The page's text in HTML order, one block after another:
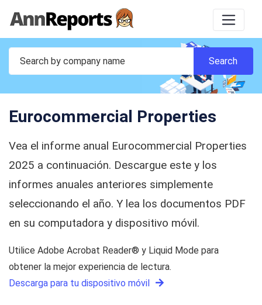
Eurocommercial Properties
Vea el informe anual Eurocommercial Properties
2025 a continuación. Descargue este y los
informes anuales anteriores simplemente
seleccionando el año. Y lea los documentos PDF
en su computadora y dispositivo móvil.
Utilice Adobe Acrobat Reader® y Liquid Mode para
obtener la mejor experiencia de lectura.
Descarga para tu dispositivo móvil